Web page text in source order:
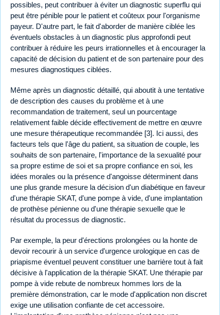
possibles, peut contribuer à éviter un diagnostic superflu qui
peut être pénible pour le patient et coûteux pour l'organisme
payeur. D'autre part, le fait d'aborder de manière ciblée les
éventuels obstacles à un diagnostic plus approfondi peut
contribuer à réduire les peurs irrationnelles et à encourager la
capacité de décision du patient et de son partenaire pour des
mesures diagnostiques ciblées.
Même après un diagnostic détaillé, qui aboutit à une tentative
de description des causes du problème et à une
recommandation de traitement, seul un pourcentage
relativement faible décide effectivement de mettre en œuvre
une mesure thérapeutique recommandée [3]. Ici aussi, des
facteurs tels que l'âge du patient, sa situation de couple, les
souhaits de son partenaire, l'importance de la sexualité pour
sa propre estime de soi et sa propre confiance en soi, les
idées morales ou la présence d'angoisse déterminent dans
une plus grande mesure la décision d'un diabétique en faveur
d'une thérapie SKAT, d'une pompe à vide, d'une implantation
de prothèse pénienne ou d'une thérapie sexuelle que le
résultat du processus de diagnostic.
Par exemple, la peur d'érections prolongées ou la honte de
devoir recourir à un service d'urgence urologique en cas de
priapisme éventuel peuvent constituer une barrière tout à fait
décisive à l'application de la thérapie SKAT. Une thérapie par
pompe à vide rebute de nombreux hommes lors de la
première démonstration, car le mode d'application non discret
exige une utilisation confiante de cet accessoire.